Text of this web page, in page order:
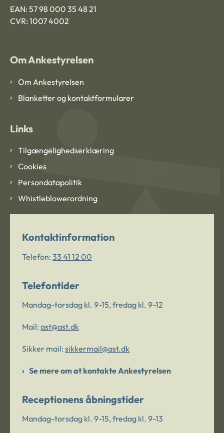
EAN: 57 98 000 35 48 21
CVR: 1007 4002
Om Ankestyrelsen
Om Ankestyrelsen
Blanketter og kontaktformularer
Links
Tilgængelighedserklæring
Cookies
Persondatapolitik
Whistleblowerordning
Kontaktinformation
Telefon: 33 41 12 00
Telefontider
Mandag-torsdag kl. 9-15, fredag kl. 9-12
Mail: ast@ast.dk
Sikker mail: sikkermail@ast.dk
Se mere om at kontakte Ankestyrelsen
Receptionens åbningstider
Mandag-torsdag kl. 9-15, fredag kl. 9-13